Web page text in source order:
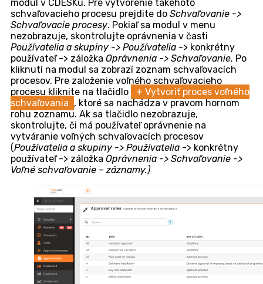
editáciu vPoužívatelia a skupiny -> Používatelia->
konkrétny používateľ -> záložkaOprávnenia ->
Schvaľovanie -> Pravidlá schvaľovania.
Editácia schvaľovacieho pravidla
Po kliknutí na možnosť Editovať sa zobrazí formulár
ako pri zadávaní pravidla. Editovať ej možné všetky
polia okremSkupina pravidielaSpôsob schvaľovania
Vykonané zmeny uložíte pomocou tlačidla Uložiť
v pravom dolnom rohu. Ak si prajete pravidlo vymazať,
kliknite na tlačidlo Zmazať , ktoré sa tiež nachádza
pravidla sa zobrazuje iba používateľom s oprávnením
na vymazávanie pravidiel. Toto oprávnenie je možné
nastaviť vPoužívatelia a skupiny -> Používatelia
konkrétny používateľ -> záložka
Oprávnenia ->
Schvaľovanie -> Pravidlá schvaľovania
Voľné schvaľovanie bez väzby na akýkoľvek
modul